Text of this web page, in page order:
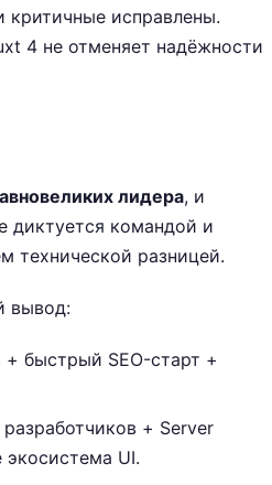
критичные исправлены.
4 не отменяет надёжности
лидера, и
командой и
технической разницей.
вывод:
+ быстрый SEO-старт +
+ Server
экосистема UI.